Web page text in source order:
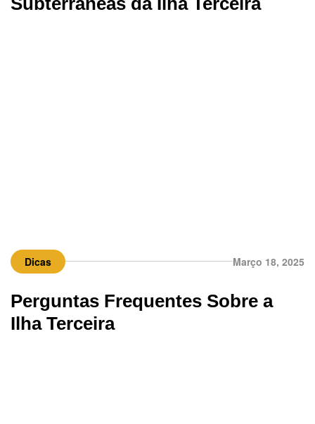
Dicas Março 18, 2025
Perguntas Frequentes Sobre a
Ilha Terceira